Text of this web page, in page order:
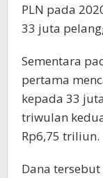
PLN pada
33 juta
Sementara
pertama
kepada 33
triwulan
Rp6,75 triliun.
Dana